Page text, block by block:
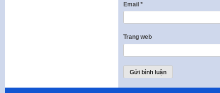
Email *
Trang web